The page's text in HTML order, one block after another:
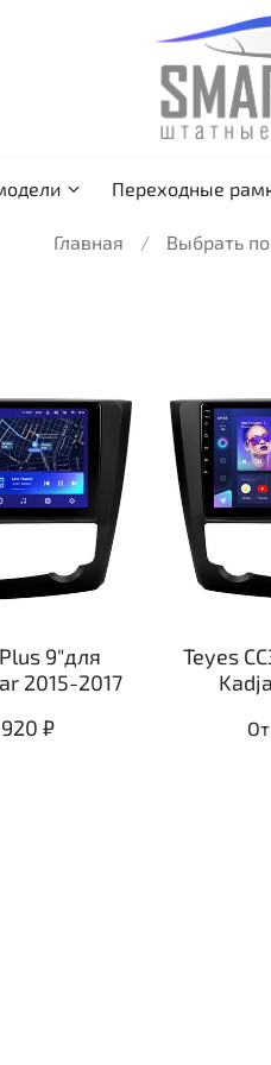
Переходные
Главная Выбрать
9"для
2015-2017
₽
Teyes
От